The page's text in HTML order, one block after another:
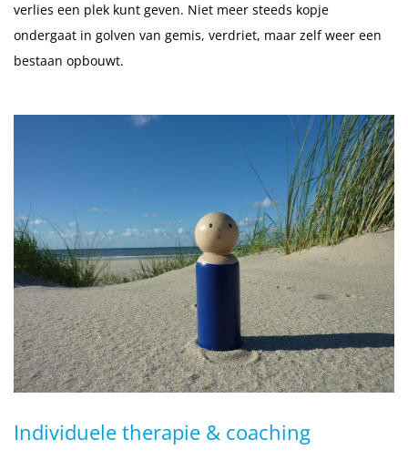
verlies een plek kunt geven. Niet meer steeds kopje
ondergaat in golven van gemis, verdriet, maar zelf weer een
bestaan opbouwt.
Individuele therapie & coaching